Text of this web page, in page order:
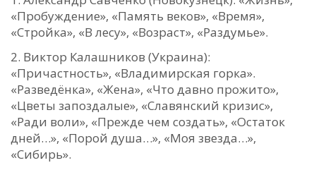
«Пробуждение», «Память веков», «Время»,
«Стройка», «В лесу», «Возраст», «Раздумье».
Виктор Калашников (Украина):
«Причастность», «Владимирская горка».
«Разведёнка», «Жена», «Что давно прожито»,
«Цветы запоздалые», «Славянский кризис»,
«Ради воли», «Прежде чем создать», «Остаток
дней…», «Порой душа…», «Моя звезда…»,
«Сибирь».